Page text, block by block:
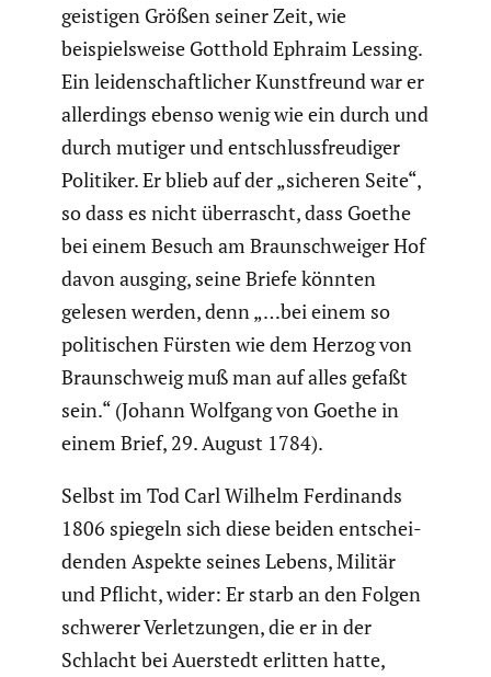
geistigen Größen seiner Zeit, wie
beispiels­weise Gotthold Ephraim Lessing.
Ein leiden­schaft­li­cher Kunst­freund war er
aller­dings ebenso wenig wie ein durch und
durch mutiger und entschluss­freu­diger
Politiker. Er blieb auf der „sicheren Seite“,
so dass es nicht überrascht, dass Goethe
bei einem Besuch am Braun­schweiger Hof
davon ausging, seine Briefe könnten
gelesen werden, denn „…bei einem so
politi­schen Fürsten wie dem Herzog von
Braun­schweig muß man auf alles gefaßt
sein.“ (Johann Wolfgang von Goethe in
einem Brief, 29. August 1784).
Selbst im Tod Carl Wilhelm Ferdi­nands
1806 spiegeln sich diese beiden entschei­
denden Aspekte seines Lebens, Militär
und Pflicht, wider: Er starb an den Folgen
schwerer Verlet­zungen, die er in der
Schlacht bei Auerstedt erlitten hatte,